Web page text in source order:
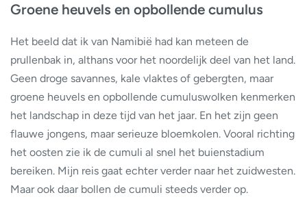
Groene heuvels en opbollende cumulus
Het beeld dat ik van Namibië had kan meteen de
prullenbak in, althans voor het noordelijk deel van het land.
Geen droge savannes, kale vlaktes of gebergten, maar
groene heuvels en opbollende cumuluswolken kenmerken
het landschap in deze tijd van het jaar. En het zijn geen
flauwe jongens, maar serieuze bloemkolen. Vooral richting
het oosten zie ik de cumuli al snel het buienstadium
bereiken. Mijn reis gaat echter verder naar het zuidwesten.
Maar ook daar bollen de cumuli steeds verder op.